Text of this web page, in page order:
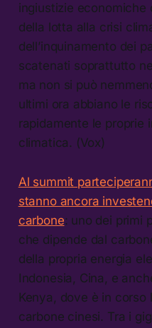
ingiustizie economiche
della lotta alla crisi
dell’inquinamento dei
scatenati soprattutto
ma non si può
ultimi ora abbiano le
rapidamente le proprie
climatica. (Vox)
Al summit
stanno ancora
carbone: uno dei primi
che dipende dal
della propria energia
Indonesia, Cina, e
Kenya, dove è in
carbone cinesi. Tra i